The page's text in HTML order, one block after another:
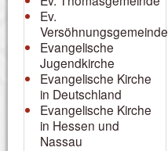
Ev.
Versöhnungsgemeinde
Evangelische
Jugendkirche
Evangelische Kirche
in Deutschland
Evangelische Kirche
in Hessen und
Nassau